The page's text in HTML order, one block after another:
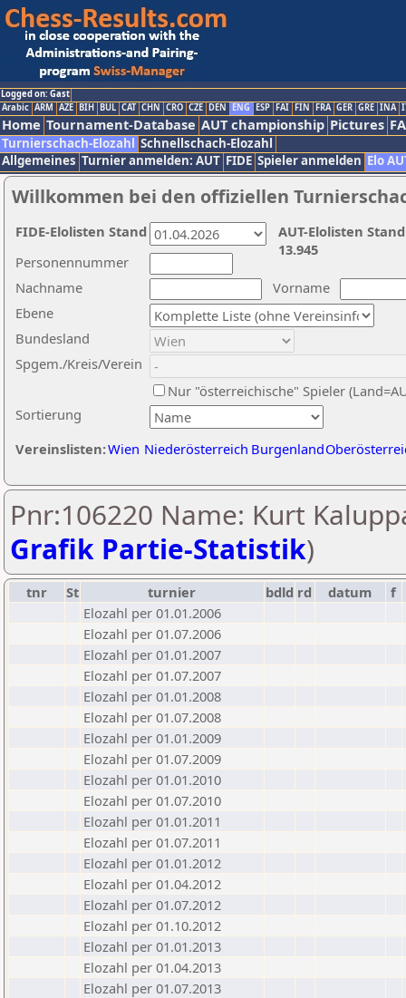
Logged on: Gast
Arabic ARM AZE BIH BUL CAT CHN CRO CZE DEN ENG ESP FAI FIN FRA GER GRE INA
Home Tournament-Database AUT championship Pictures
Turnierschach-Elozahl Schnellschach-Elozahl
Allgemeines Turnier anmelden: AUT FIDE Spieler anmelden Elo
Willkommen bei den offiziellen
Nachname
Vorname
Ebene
Sortierung
Personennummer
Bundesland
Spgem./Kreis/Verein
Nur "österreichische" Spieler
Vereinslisten:Wien Niederösterreich Burgenland
AUT-Elolisten
13.945
FIDE-Elolisten Stand
Pnr:106220 Name: Kurt
Grafik Partie-Statistik)
tnr St turnier bdld rd datum
f
Elozahl per 01.01.2006
Elozahl per 01.07.2006
Elozahl per 01.01.2007
Elozahl per 01.07.2007
Elozahl per 01.01.2008
Elozahl per 01.07.2008
Elozahl per 01.01.2009
Elozahl per 01.07.2009
Elozahl per 01.01.2010
Elozahl per 01.07.2010
Elozahl per 01.01.2011
Elozahl per 01.07.2011
Elozahl per 01.01.2012
Elozahl per 01.04.2012
Elozahl per 01.07.2012
Elozahl per 01.10.2012
Elozahl per 01.01.2013
Elozahl per 01.04.2013
Elozahl per 01.07.2013